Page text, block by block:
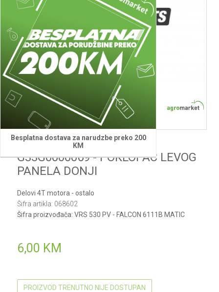
Besplatna dostava za narudzbe preko 200
KM
Villager
G33G0000069 - POKLOPAC LEVOG
PANELA DONJI
Delovi 4T motora - ostalo
Šifra artikla: 068602
Šifra proizvođača: VRS 530 PV - FALCON 6111B MATIC
6,00 KM
PROIZVOD TRENUTNO NIJE DOSTUPAN